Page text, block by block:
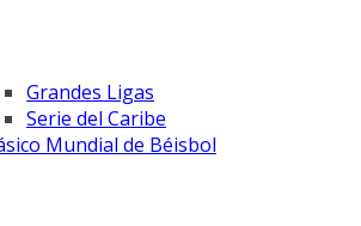
Grandes Ligas
Serie del Caribe
Mundial de Béisbol